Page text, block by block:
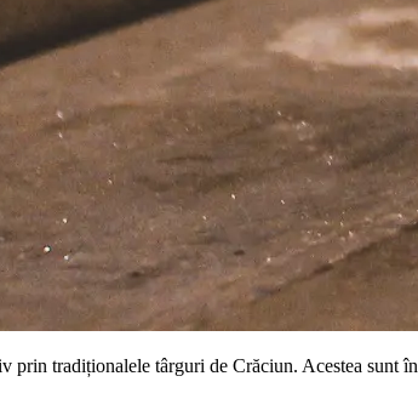
prin tradiționalele târguri de Crăciun. Acestea sunt